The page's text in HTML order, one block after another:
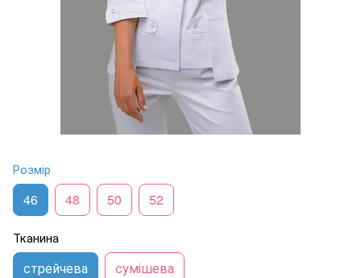
Розмір
46 48 50 52
Тканина
стрейчева сумішева